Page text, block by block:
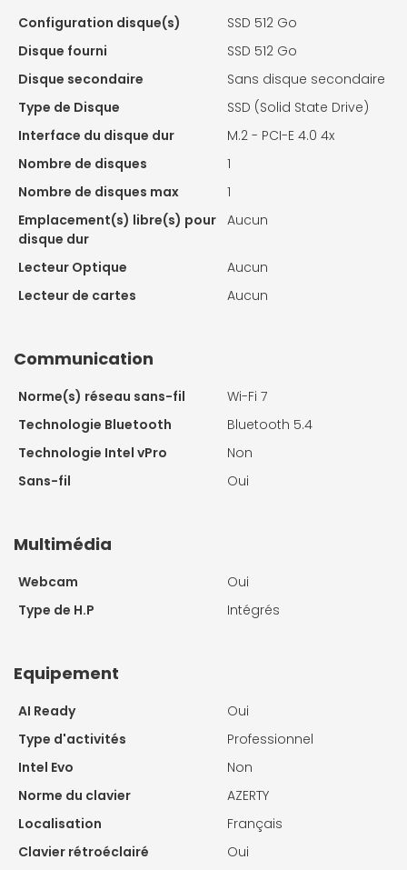
Configuration disque(s)
SSD 512 Go
Disque fourni
SSD 512 Go
Disque secondaire
Sans disque secondaire
Type de Disque
SSD (Solid State Drive)
Interface du disque dur
M.2 - PCI-E 4.0 4x
Nombre de disques
1
Nombre de disques max
1
Emplacement(s) libre(s) pour
disque dur
Aucun
Lecteur Optique
Aucun
Lecteur de cartes
Aucun
Communication
Norme(s) réseau sans-fil
Wi-Fi 7
Technologie Bluetooth
Bluetooth 5.4
Technologie Intel vPro
Non
Sans-fil
Oui
Multimédia
Webcam
Oui
Type de H.P
Intégrés
Equipement
AI Ready
Oui
Type d'activités
Professionnel
Intel Evo
Non
Norme du clavier
AZERTY
Localisation
Français
Clavier rétroéclairé
Oui